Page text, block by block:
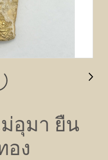
อุมา ยืน
อง